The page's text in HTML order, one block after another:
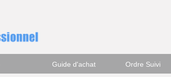
Guide d'achat Ordre Suivi